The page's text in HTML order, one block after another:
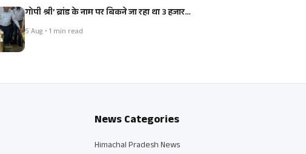
गोपी श्री’ ब्रांड के नाम पर बिकने जा रहा था 3 हजार…
5 Aug • 1 min read
News Categories
Himachal Pradesh News